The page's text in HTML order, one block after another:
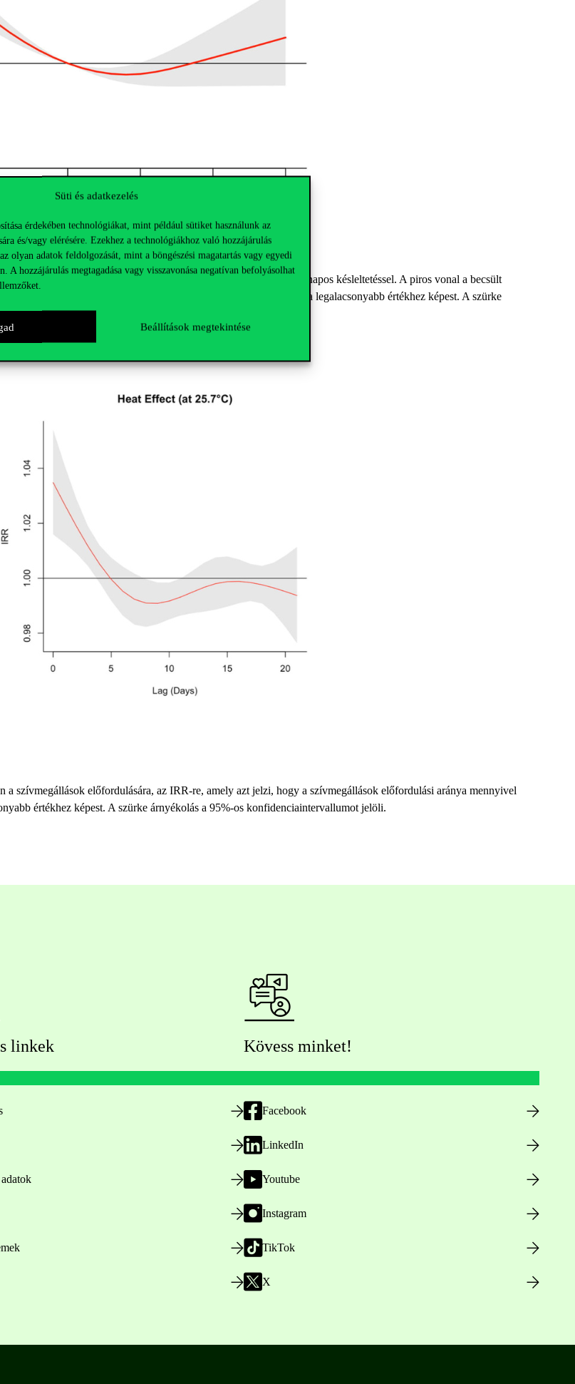
Süti és adatkezelés
érdekében technológiákat, mint például sütiket használunk az
és/vagy elérésére. Ezekhez a technológiákhoz való hozzájárulás
olyan adatok feldolgozását, mint a böngészési magatartás vagy egyedi
A hozzájárulás megtagadása vagy visszavonása negatívan befolyásolhat
Beállítások megtekintése
összefüggés a napi átlaghőmérséklet függvényében 21 napos késleltetéssel. A piros vonal a becsült
magasabb vagy alacsonyabb egy adott hőmérsékleti helyzetben a legalacsonyabb értékhez képest. A szürke
a szívmegállások előfordulására, az IRR-re, amely azt jelzi, hogy a szívmegállások előfordulási aránya mennyivel
értékhez képest. A szürke árnyékolás a 95%-os konfidenciaintervallumot jelöli.
linkek Kövess minket!
Facebook
LinkedIn
Youtube
Instagram
TikTok
X